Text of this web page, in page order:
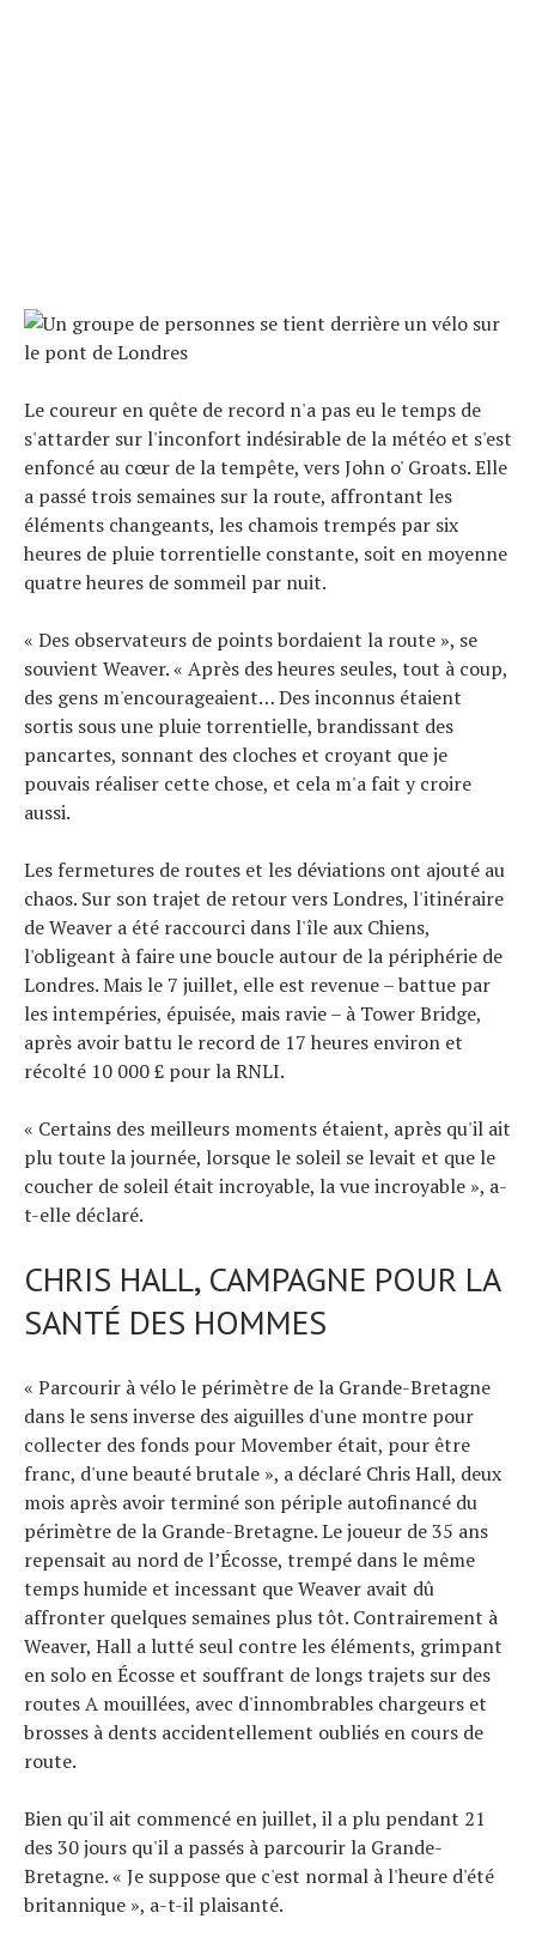
Le coureur en quête de record n'a pas eu le temps de
s'attarder sur l'inconfort indésirable de la météo et s'est
enfoncé au cœur de la tempête, vers John o' Groats. Elle
a passé trois semaines sur la route, affrontant les
éléments changeants, les chamois trempés par six
heures de pluie torrentielle constante, soit en moyenne
quatre heures de sommeil par nuit.
« Des observateurs de points bordaient la route », se
souvient Weaver. « Après des heures seules, tout à coup,
des gens m'encourageaient… Des inconnus étaient
sortis sous une pluie torrentielle, brandissant des
pancartes, sonnant des cloches et croyant que je
pouvais réaliser cette chose, et cela m'a fait y croire
aussi.
Les fermetures de routes et les déviations ont ajouté au
chaos. Sur son trajet de retour vers Londres, l'itinéraire
de Weaver a été raccourci dans l'île aux Chiens,
l'obligeant à faire une boucle autour de la périphérie de
Londres. Mais le 7 juillet, elle est revenue – battue par
les intempéries, épuisée, mais ravie – à Tower Bridge,
après avoir battu le record de 17 heures environ et
récolté 10 000 £ pour la RNLI.
« Certains des meilleurs moments étaient, après qu'il ait
plu toute la journée, lorsque le soleil se levait et que le
coucher de soleil était incroyable, la vue incroyable », a-
t-elle déclaré.
CHRIS HALL, CAMPAGNE POUR LA
SANTÉ DES HOMMES
« Parcourir à vélo le périmètre de la Grande-Bretagne
dans le sens inverse des aiguilles d'une montre pour
collecter des fonds pour Movember était, pour être
franc, d'une beauté brutale », a déclaré Chris Hall, deux
mois après avoir terminé son périple autofinancé du
périmètre de la Grande-Bretagne. Le joueur de 35 ans
repensait au nord de l’Écosse, trempé dans le même
temps humide et incessant que Weaver avait dû
affronter quelques semaines plus tôt. Contrairement à
Weaver, Hall a lutté seul contre les éléments, grimpant
en solo en Écosse et souffrant de longs trajets sur des
routes A mouillées, avec d'innombrables chargeurs et
brosses à dents accidentellement oubliés en cours de
route.
Bien qu'il ait commencé en juillet, il a plu pendant 21
des 30 jours qu'il a passés à parcourir la Grande-
Bretagne. « Je suppose que c'est normal à l'heure d'été
britannique », a-t-il plaisanté.